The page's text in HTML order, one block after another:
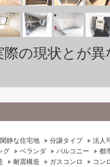
の現状とが
閑静な住宅地 分譲タイプ
法人
グ ベランダ バルコニー
都
耐震構造 ガスコンロ
コン